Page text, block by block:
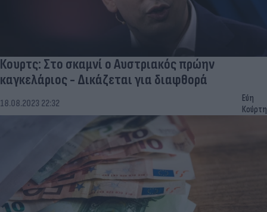
Κουρτς: Στο σκαμνί ο Αυστριακός πρώην
καγκελάριος - Δικάζεται για διαφθορά
18.08.2023 22:32
Εύη
Κούρτη